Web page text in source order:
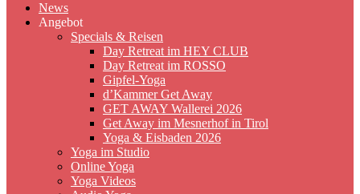
News
Angebot
Specials & Reisen
Day Retreat im HEY CLUB
Day Retreat im ROSSO
Gipfel-Yoga
d’Kammer Get Away
GET AWAY Wallerei 2026
Get Away im Mesnerhof in Tirol
Yoga & Eisbaden 2026
Yoga im Studio
Online Yoga
Yoga Videos